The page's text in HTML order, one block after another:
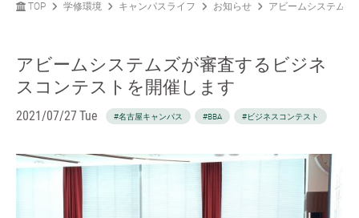
TOP 学修環境 キャンパスライフ お知らせ アビームシステム
アビームシステムズが審査するビジネ
スコンテストを開催します
2021/07/27 Tue #名古屋キャンパス #BBA #ビジネスコンテスト